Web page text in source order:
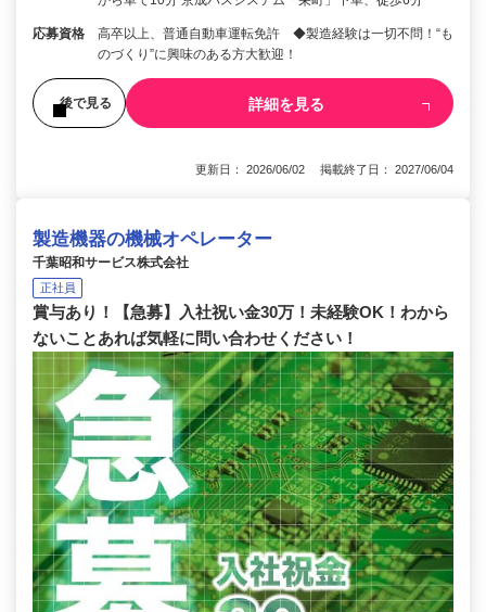
応募資格
高卒以上、普通自動車運転免許 ◆製造経験は一切不問！“も
のづくり”に興味のある方大歓迎！
後で見る 詳細を見る
更新日： 2026/06/02 掲載終了日： 2027/06/04
製造機器の機械オペレーター
千葉昭和サービス株式会社
正社員
賞与あり！【急募】入社祝い金30万！未経験OK！わから
ないことあれば気軽に問い合わせください！